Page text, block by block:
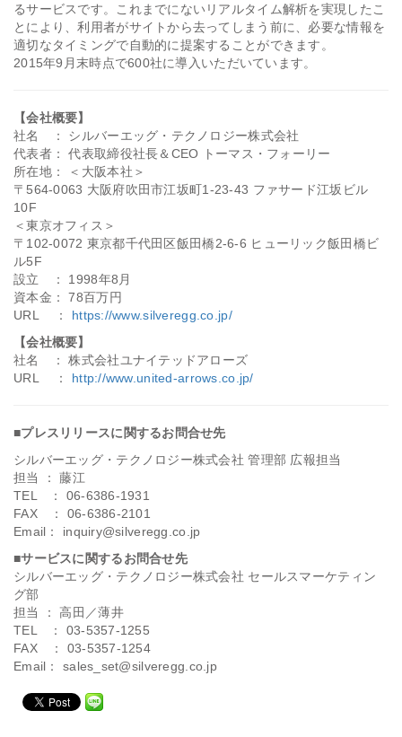
るサービスです。これまでにないリアルタイム解析を実現したこ
とにより、利用者がサイトから去ってしまう前に、必要な情報を
適切なタイミングで自動的に提案することができます。
2015年9月末時点で600社に導入いただいています。
【会社概要】
社名 ： シルバーエッグ・テクノロジー株式会社
代表者： 代表取締役社長＆CEO トーマス・フォーリー
所在地： ＜大阪本社＞
〒564-0063 大阪府吹田市江坂町1-23-43 ファサード江坂ビル
10F
＜東京オフィス＞
〒102-0072 東京都千代田区飯田橋2-6-6 ヒューリック飯田橋ビ
ル5F
設立 ： 1998年8月
資本金： 78百万円
URL ： https://www.silveregg.co.jp/
【会社概要】
社名 ： 株式会社ユナイテッドアローズ
URL ： http://www.united-arrows.co.jp/
■プレスリリースに関するお問合せ先
シルバーエッグ・テクノロジー株式会社 管理部 広報担当
担当 ： 藤江
TEL ： 06-6386-1931
FAX ： 06-6386-2101
Email： inquiry@silveregg.co.jp
■サービスに関するお問合せ先
シルバーエッグ・テクノロジー株式会社 セールスマーケティン
グ部
担当 ： 高田／薄井
TEL ： 03-5357-1255
FAX ： 03-5357-1254
Email： sales_set@silveregg.co.jp